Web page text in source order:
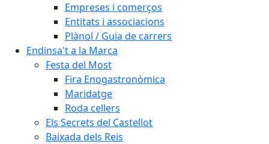
Empreses i comerços
Entitats i associacions
Plànol / Guia de carrers
Endinsa't a la Marca
Festa del Most
Fira Enogastronòmica
Maridatge
Roda cellers
Els Secrets del Castellot
Baixada dels Reis